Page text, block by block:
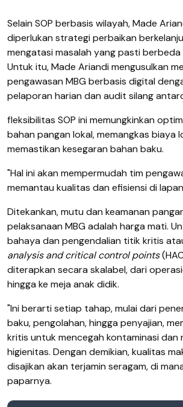
Selain SOP berbasis wilayah, Made
diperlukan strategi perbaikan
mengatasi masalah yang pasti
Untuk itu, Made Ariandi mengusulkan
pengawasan MBG berbasis digital
pelaporan harian dan audit silang
fleksibilitas SOP ini memungkinkan
bahan pangan lokal, memangkas biaya
memastikan kesegaran bahan baku.
"Hal ini akan mempermudah tim
memantau kualitas dan efisiensi di
Ditekankan, mutu dan keamanan
pelaksanaan MBG adalah harga mati.
bahaya dan pengendalian titik kritis
analysis and critical control points
diterapkan secara skalabel, dari
hingga ke meja anak didik.
"Ini berarti setiap tahap, mulai dari
baku, pengolahan, hingga penyajian,
kritis untuk mencegah kontaminasi dan
higienitas. Dengan demikian, kualitas
disajikan akan terjamin seragam, di
paparnya.